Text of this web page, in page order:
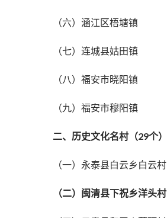
（六）涵江区梧塘镇
（七）连城县姑田镇
（八）福安市晓阳镇
（九）福安市穆阳镇
二、历史文化名村（29个）
（一）永泰县白云乡白云村
（二）闽清县下祝乡洋头村